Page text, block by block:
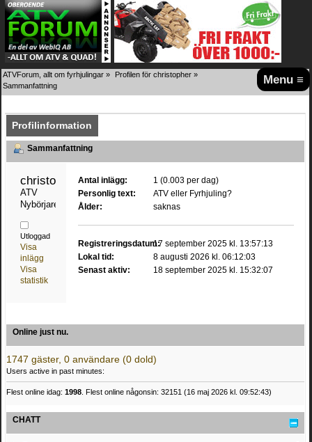
Menu ≡
ATVForum, allt om fyrhjulingar » Profilen för christopher »
Sammanfattning
Profilinformation
Sammanfattning
christopher
ATV
Nybörjare
Utloggad
Visa
inlägg
Visa
statistik
Antal inlägg:
1 (0.003 per dag)
Personlig text:
ATV eller Fyrhjuling?
Ålder:
saknas
Registreringsdatum:17 september 2025 kl. 13:57:13
Lokal tid:
8 augusti 2026 kl. 06:12:03
Senast aktiv:
18 september 2025 kl. 15:32:07
Online just nu.
1747 gäster, 0 användare (0 dold)
Users active in past minutes:
Flest online idag: 1998 . Flest online någonsin: 32151 (16 maj 2026 kl. 09:52:43)
CHATT